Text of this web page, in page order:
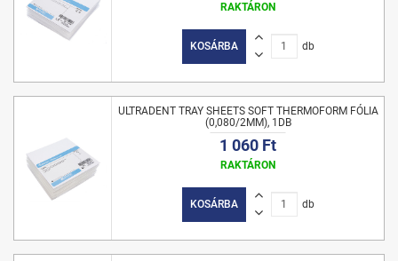
RAKTÁRON
KOSÁRBA db
ULTRADENT TRAY SHEETS SOFT THERMOFORM FÓLIA
(0,080/2MM), 1DB
1 060 Ft
RAKTÁRON
KOSÁRBA db